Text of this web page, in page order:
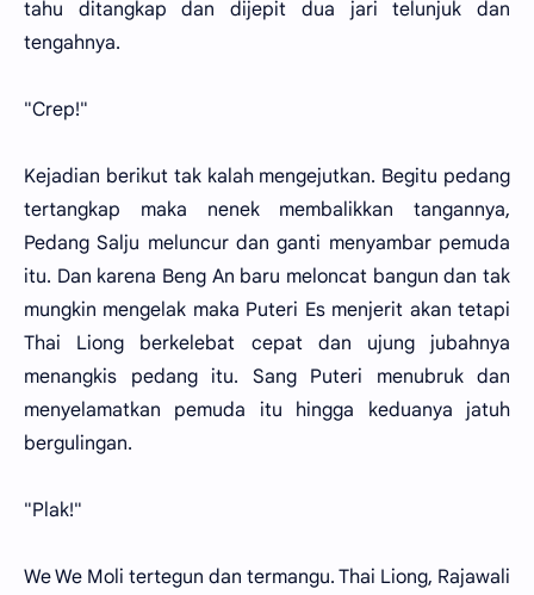
tahu ditangkap dan dijepit dua jari telunjuk dan
tengahnya.
"Crep!"
Kejadian berikut tak kalah mengejutkan. Begitu pedang
tertangkap maka nenek membalikkan tangannya,
Pedang Salju meluncur dan ganti menyambar pemuda
itu. Dan karena Beng An baru meloncat bangun dan tak
mungkin mengelak maka Puteri Es menjerit akan tetapi
Thai Liong berkelebat cepat dan ujung jubahnya
menangkis pedang itu. Sang Puteri menubruk dan
menyelamatkan pemuda itu hingga keduanya jatuh
bergulingan.
"Plak!"
We We Moli tertegun dan termangu. Thai Liong, Rajawali